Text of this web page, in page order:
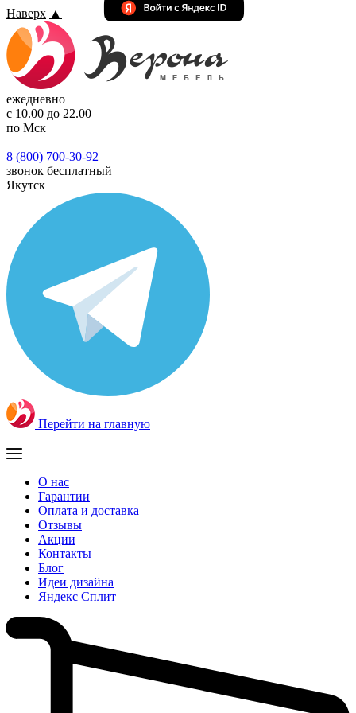
Наверх ▲
ежедневно
с 10.00 до 22.00
по Мск
8 (800) 700-30-92
звонок бесплатный
Якутск
Перейти на главную
О нас
Гарантии
Оплата и доставка
Отзывы
Акции
Контакты
Блог
Идеи дизайна
Яндекс Сплит